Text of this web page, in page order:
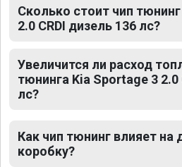
Сколько стоит чип
2.0 CRDI дизель 136 лс?
Увеличится ли расход
тюнинга Kia Sportage 3 2.0
лс?
Как чип тюнинг влияет на
коробку?